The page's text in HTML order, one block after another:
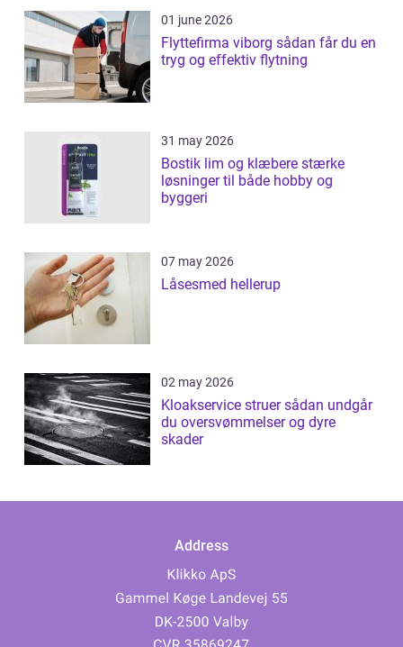
01 june 2026
Flyttefirma viborg sådan får du en
tryg og effektiv flytning
31 may 2026
Bostik lim og klæbere stærke
løsninger til både hobby og
byggeri
07 may 2026
Låsesmed hellerup
02 may 2026
Kloakservice struer sådan undgår
du oversvømmelser og dyre
skader
Address